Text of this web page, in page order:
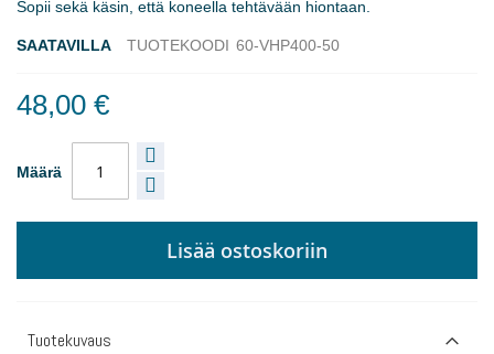
images
Sopii sekä käsin, että koneella tehtävään hiontaan.
SAATAVILLA TUOTEKOODI 60-VHP400-50
48,00 €
Määrä
Lisää ostoskoriin
Tuotekuvaus